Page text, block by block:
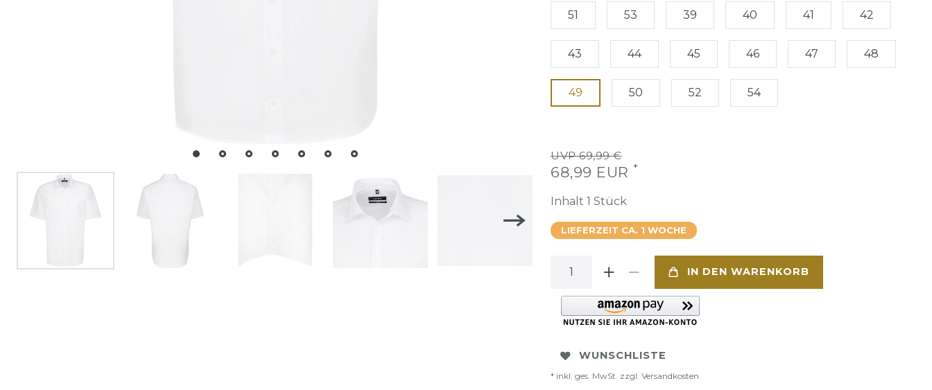
51 53 39 40 41 42
43 44 45 46 47 48
49 50 52 54
UVP 69,99 €
68,99 EUR *
Inhalt 1 Stück
LIEFERZEIT CA. 1 WOCHE
IN DEN WARENKORB
WUNSCHLISTE
* inkl. ges. MwSt. zzgl. Versandkosten